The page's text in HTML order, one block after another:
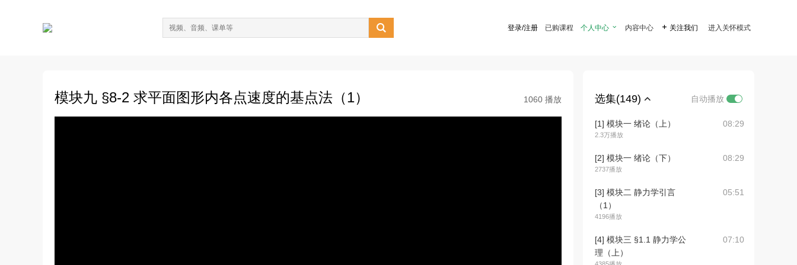
 登录/注册 已购课程 个人中心  内容中心  关注我们 进入关怀模式
模块九 §8-2 求平面图形内各点速度的基点法（1） 1060 播放 选集(149) 自动播放
[1] 模块一 绪论（上）
2.3万播放
08:29
[2] 模块一 绪论（下）
2737播放
08:29
[3] 模块二 静力学引言
（1）
4196播放
05:51
[4] 模块三 §1.1 静力学公
理（上）
07:10